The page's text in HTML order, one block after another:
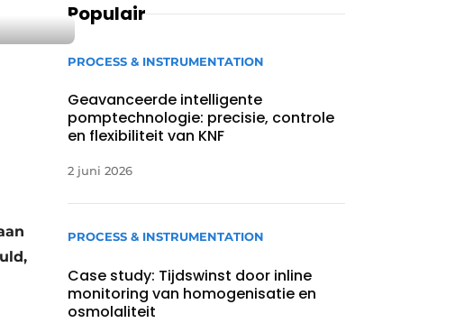
Populair
PROCESS & INSTRUMENTATION
Geavanceerde intelligente
pomptechnologie: precisie, controle
en flexibiliteit van KNF
2 juni 2026
PROCESS & INSTRUMENTATION
Case study: Tijdswinst door inline
monitoring van homogenisatie en
osmolaliteit